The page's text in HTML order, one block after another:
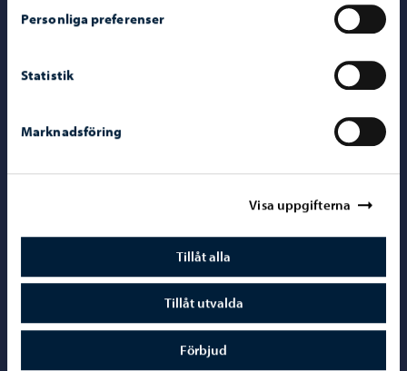
Personliga preferenser
Statistik
Marknadsföring
Visa uppgifterna
Tillåt alla
Tillåt utvalda
Förbjud
Kontaktuppgifter
Kontaktuppgifter